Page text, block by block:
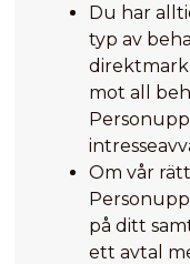
Du har
typ av
mot all
Om vår
på ditt
ett avtal